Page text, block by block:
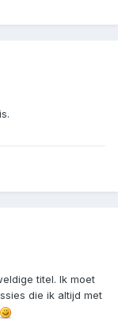
titel. Ik moet
die ik altijd met